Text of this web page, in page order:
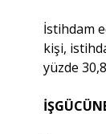
İstihdam
kişi,
yüzde